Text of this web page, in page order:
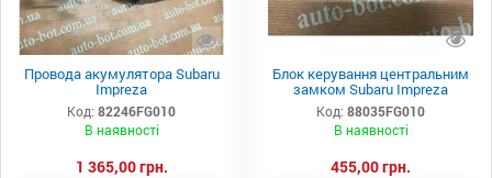
Провода акумулятора Subaru
Impreza
Код: 82246FG010
В наявності
1 365,00 грн.
Блок керування центральним
замком Subaru Impreza
Код: 88035FG010
В наявності
455,00 грн.